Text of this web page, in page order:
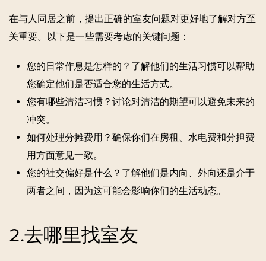
在与人同居之前，提出正确的室友问题对更好地了解对方至
关重要。以下是一些需要考虑的关键问题：
您的日常作息是怎样的？了解他们的生活习惯可以帮助
您确定他们是否适合您的生活方式。
您有哪些清洁习惯？讨论对清洁的期望可以避免未来的
冲突。
如何处理分摊费用？确保你们在房租、水电费和分担费
用方面意见一致。
您的社交偏好是什么？了解他们是内向、外向还是介于
两者之间，因为这可能会影响你们的生活动态。
2.去哪里找室友